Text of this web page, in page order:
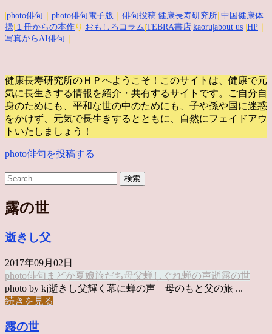
photo俳句 photo俳句電子版 俳句投稿 健康長寿研究所 中国健康体
操 １冊からの本作 り| おもしろコラム TEBRA書店 kaoru |about us HP
写真からAI俳句
健康長寿研究所のＨＰへようこそ！このサイトは、健康で元
気に長生きする情報を紹介・共有するサイトです。
ご自分自
身のためにも、平和な世の中のためにも、子や孫や国に迷惑
をかけず、元気で長生きするとともに、自然にフェイドアウ
トいたしましょう！
photo俳句を投稿する
露の世
逝きし父
2017年09月02日
photo俳句 まどか夏娘旅だち母父蝉しぐれ蝉の声逝露の世
photo by kj逝きし父輝く幕に蝉の声 母のもと父の旅 ...
続きを見る
露の世